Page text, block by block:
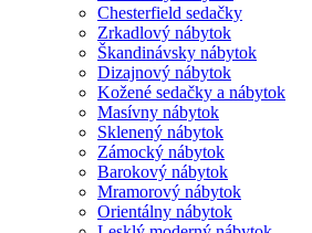
Chesterfield sedačky
Zrkadlový nábytok
Škandinávsky nábytok
Dizajnový nábytok
Kožené sedačky a nábytok
Masívny nábytok
Sklenený nábytok
Zámocký nábytok
Barokový nábytok
Mramorový nábytok
Orientálny nábytok